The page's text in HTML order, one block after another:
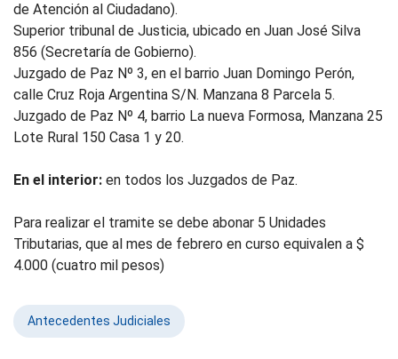
de Atención al Ciudadano).
Superior tribunal de Justicia, ubicado en Juan José Silva
856 (Secretaría de Gobierno).
Juzgado de Paz Nº 3, en el barrio Juan Domingo Perón,
calle Cruz Roja Argentina S/N. Manzana 8 Parcela 5.
Juzgado de Paz Nº 4, barrio La nueva Formosa, Manzana 25
Lote Rural 150 Casa 1 y 20.
En el interior: en todos los Juzgados de Paz.
Para realizar el tramite se debe abonar 5 Unidades
Tributarias, que al mes de febrero en curso equivalen a $
4.000 (cuatro mil pesos)
Antecedentes Judiciales